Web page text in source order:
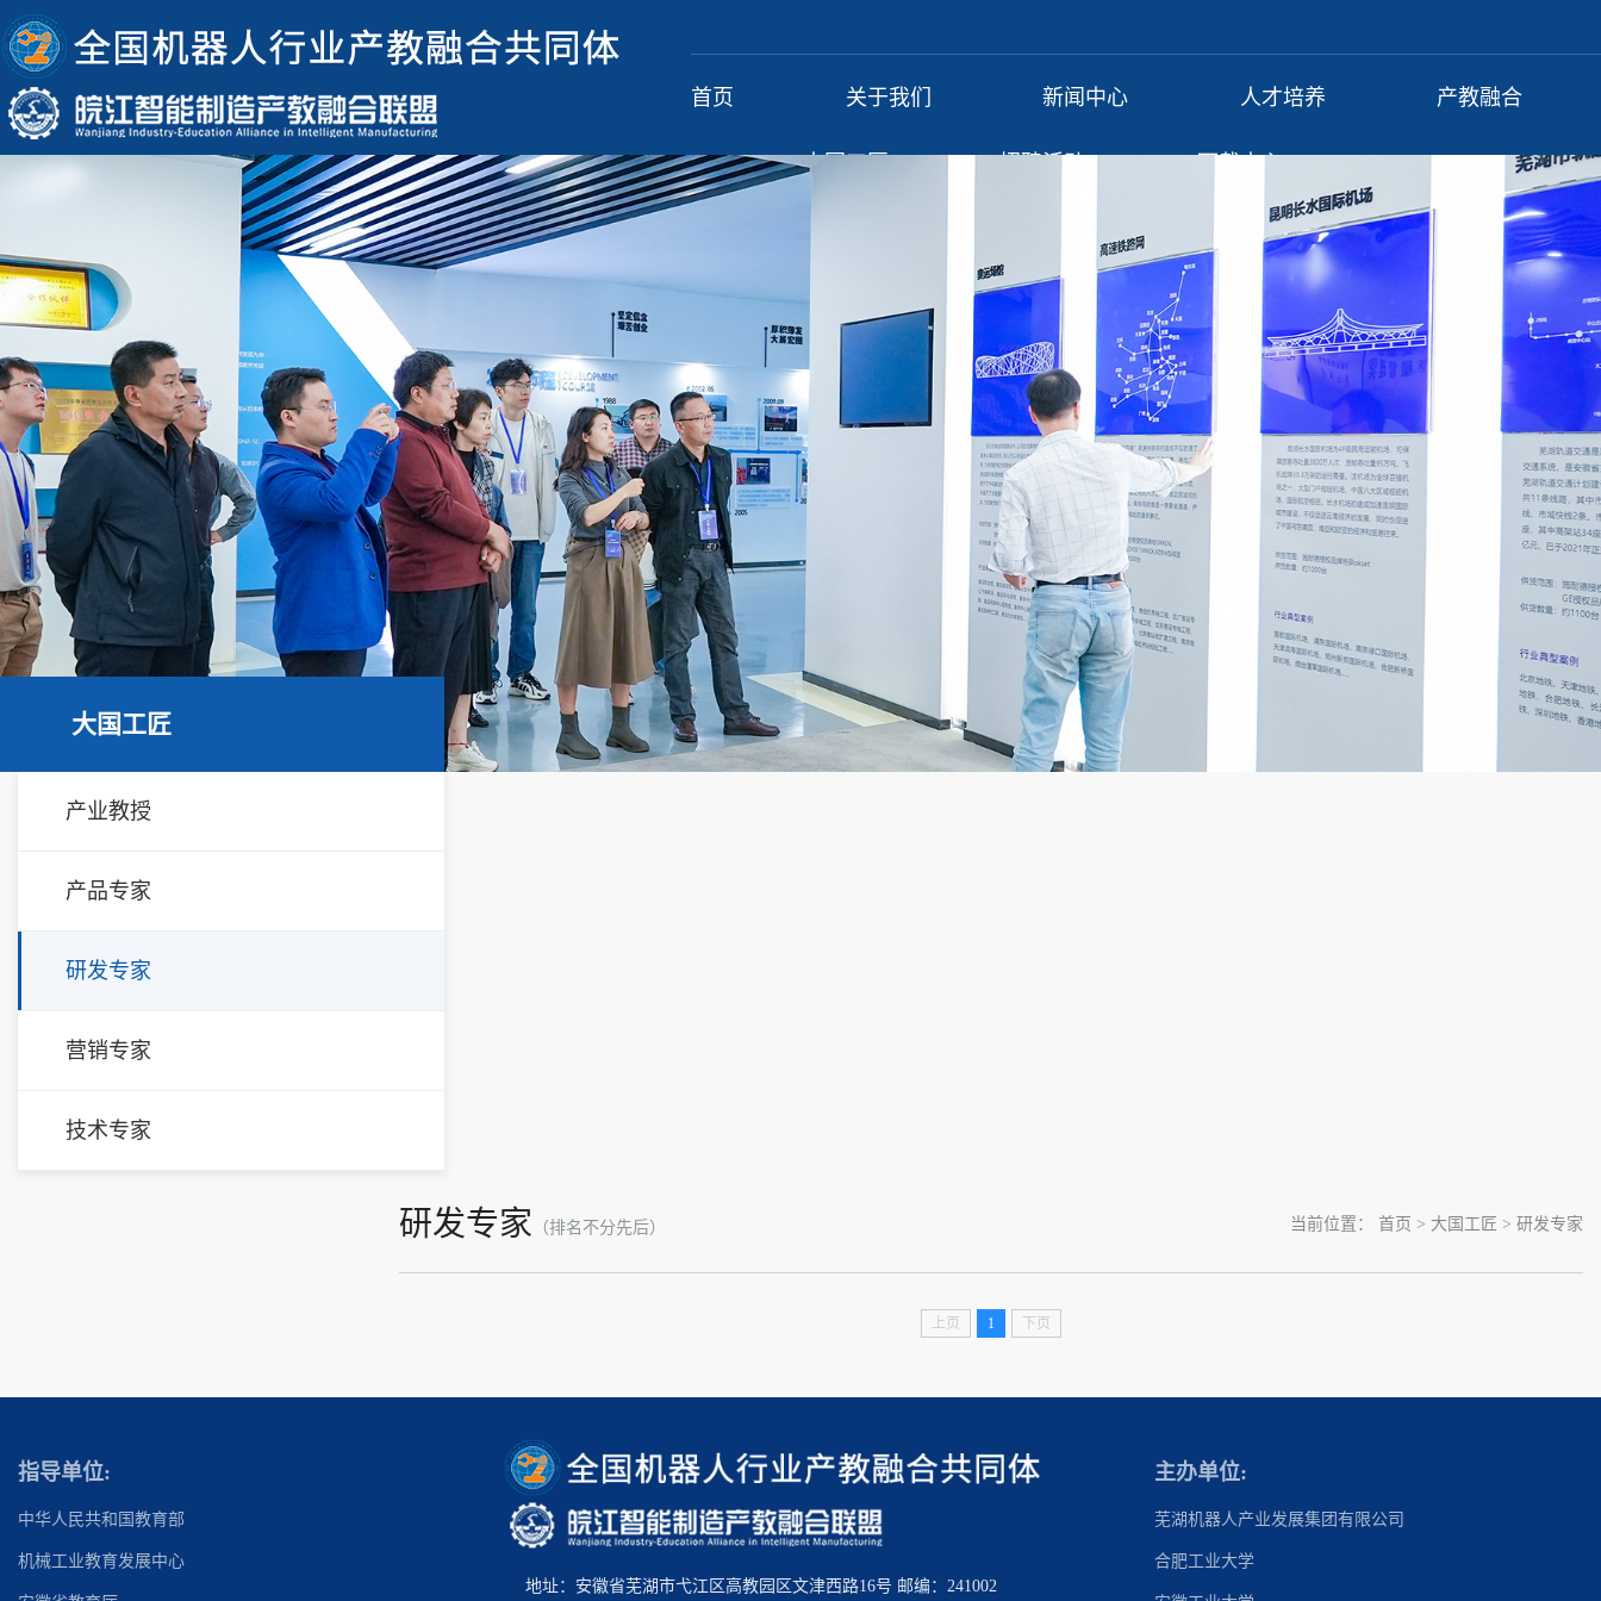
首页 关于我们 新闻中心 人才培养 产教融合
大国工匠
大国工匠
产业教授
产品专家
研发专家
营销专家
技术专家
研发专家 （排名不分先后） 当前位置： 首页 > 大国工匠 > 研发专家
上页 1 下页
指导单位:
中华人民共和国教育部
机械工业教育发展中心
地址：安徽省芜湖市弋江区高教园区文津西路16号 邮编：241002
主办单位:
芜湖机器人产业发展集团有限公司
合肥工业大学